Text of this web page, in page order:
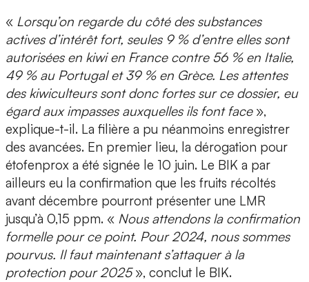
« Lorsqu’on regarde du côté des substances
actives d’intérêt fort, seules 9 % d’entre elles sont
autorisées en kiwi en France contre 56 % en Italie,
49 % au Portugal et 39 % en Grèce. Les attentes
des kiwiculteurs sont donc fortes sur ce dossier, eu
égard aux impasses auxquelles ils font face»,
explique-t-il. La filière a pu néanmoins enregistrer
des avancées. En premier lieu, la dérogation pour
étofenprox a été signée le 10 juin. Le BIK a par
ailleurs eu la confirmation que les fruits récoltés
avant décembre pourront présenter une LMR
jusqu’à 0,15 ppm. « Nous attendons la confirmation
formelle pour ce point. Pour 2024, nous sommes
pourvus. Il faut maintenant s’attaquer à la
protection pour 2025», conclut le BIK.